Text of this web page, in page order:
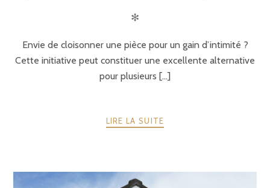
✻
Envie de cloisonner une pièce pour un gain d’intimité ?
Cette initiative peut constituer une excellente alternative
pour plusieurs [...]
LIRE LA SUITE